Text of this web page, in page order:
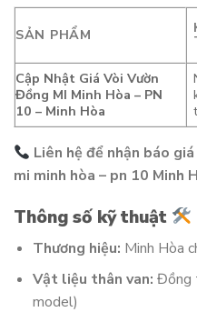
SẢN PHẨM
Cập Nhật Giá Vòi Vườn
Đồng MI Minh Hòa – PN
10 – Minh Hòa
Liên hệ để nhận báo
mi minh hòa – pn 10 Minh
Thông số kỹ thuật
Thương hiệu: Minh Hòa
Vật liệu thân van: Đồng
model)